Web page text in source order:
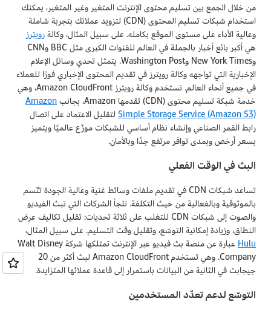
من خلال الجمع بين تسليم محتوى الإنترنت المتغير وغير المتغير، يمكنك
استخدام شبكات تسليم المحتوى (CDN) لتزويد عملائك بتجربة شاملة
وعالية الأداء على مستوى الموقع بكامله. على سبيل المثال، وكالةرويترز
هي أكبر بائع أخبار بالجملة في العالم للقنوات الكبرى مثل BBC وCNN
وNew York Times وWashington Post. يتمثل تحدي وسائل الإعلام
الإخبارية التي تواجهه وكالة رويترز في تقديم المحتوى الإخباري فورًا للعملاء
في جميع أنحاء العالم. تستخدم وكالة رويترز Amazon CloudFront، وهي
خدمة شبكة تسليم محتوى (CDN) تقدمها Amazon، بجانب
Amazon
Simple Storage Service (Amazon S3) لتقليل الاعتماد على اتصال
رابط القمر الصناعي وإنشاء نظام أساسي للشبكات موزّع عالميًا ويتميز
بسعر أرخص وبمدى توافر مرتفع جدًا وبالأمان.
البث في الوقت الفعلي
تساعد شبكات CDN في تقديم ملفات وسائط غنية وعالية الجودة تتّسم
بالموثوقية وبالفعالية من حيث التكلفة. تلجأ الشركات التي تبث الفيديو
والصوت إلى شبكات CDN للتغلب على ثلاثة تحديات: تقليل تكاليف عرض
النطاق، وزيادة إمكانية التوسّع، وتقليل وقت التسليم. على سبيل المثال،
Hulu
عبارة عن منصة بث فيديو عبر الإنترنت تمتلكها شركة Walt Disney
Company. وهي تستخدم Amazon CloudFront لبث أكثر من 20
جيجابت في الثانية من البيانات باستمرار إلى قاعدة عملائها المتزايدة.
التوسّع لدعم تعدّد المستخدمين